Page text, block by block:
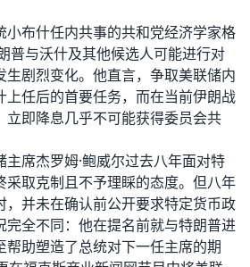
布什任内共事的共和党经济学家格
普与沃什及其他候选人可能进行对
生剧烈变化。他直言，争取美联储内
上任后的首要任务，而在当前伊朗战
立即降息几乎不可能获得委员会共
席杰罗姆·鲍威尔过去八年面对特
采取克制且不予理睬的态度。但八年
，并未在确认前公开要求特定货币政
完全不同：他在提名前就与特朗普进
帮助塑造了总统对下一任主席的期